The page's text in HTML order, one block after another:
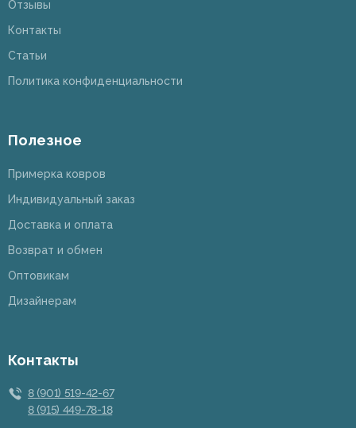
Отзывы
Контакты
Статьи
Политика конфиденциальности
Полезное
Примерка ковров
Индивидуальный заказ
Доставка и оплата
Возврат и обмен
Оптовикам
Дизайнерам
Контакты
8 (901) 519-42-67
8 (915) 449-78-18